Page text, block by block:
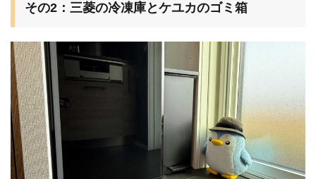
その2：三菱の冷凍庫とケユカのゴミ箱